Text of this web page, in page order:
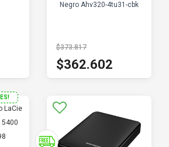
Negro Ahv320-4tu31-cbk
$373.817
$362.602